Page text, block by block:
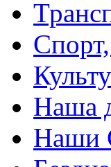
Наша
Наши